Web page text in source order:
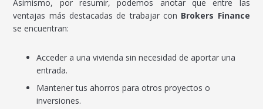
Asimismo, por resumir, podemos anotar que entre las
ventajas más destacadas de trabajar con Brokers Finance
se encuentran:
Acceder a una vivienda sin necesidad de aportar una
entrada.
Mantener tus ahorros para otros proyectos o
inversiones.